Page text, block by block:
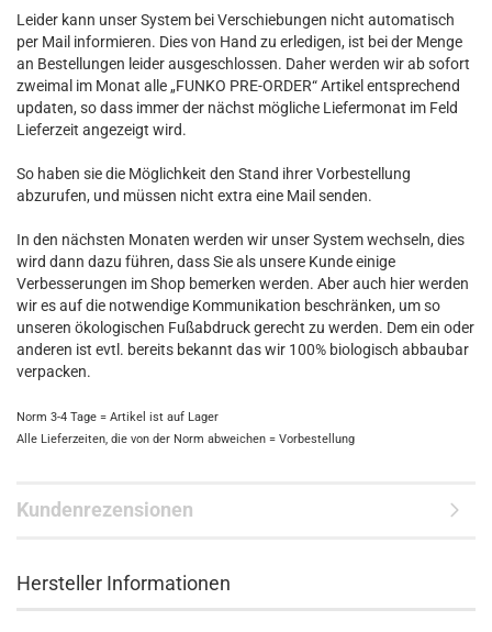
Leider kann unser System bei Verschiebungen nicht automatisch
per Mail informieren. Dies von Hand zu erledigen, ist bei der Menge
an Bestellungen leider ausgeschlossen. Daher werden wir ab sofort
zweimal im Monat alle „FUNKO PRE-ORDER“ Artikel entsprechend
updaten, so dass immer der nächst mögliche Liefermonat im Feld
Lieferzeit angezeigt wird.
So haben sie die Möglichkeit den Stand ihrer Vorbestellung
abzurufen, und müssen nicht extra eine Mail senden.
In den nächsten Monaten werden wir unser System wechseln, dies
wird dann dazu führen, dass Sie als unsere Kunde einige
Verbesserungen im Shop bemerken werden. Aber auch hier werden
wir es auf die notwendige Kommunikation beschränken, um so
unseren ökologischen Fußabdruck gerecht zu werden. Dem ein oder
anderen ist evtl. bereits bekannt das wir 100% biologisch abbaubar
verpacken.
Norm 3-4 Tage = Artikel ist auf Lager
Alle Lieferzeiten, die von der Norm abweichen = Vorbestellung
Kundenrezensionen
Hersteller Informationen